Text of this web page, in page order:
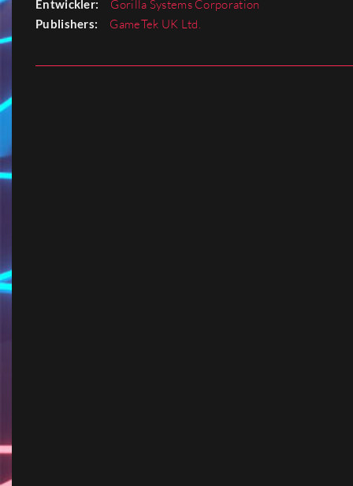
Entwickler: Gorilla Systems Corporation
Publishers: GameTek UK Ltd.